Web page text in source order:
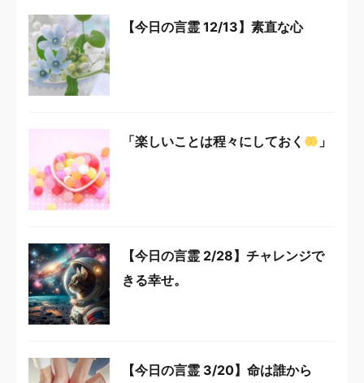
【今日の言霊 12/13】素直な心
「楽しいことは程々にしておく 」
【今日の言霊 2/28】チャレンジで
きる幸せ。
【今日の言霊 3/20】命は誰から